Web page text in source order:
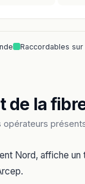
Raccordables
de la
Nord, affiche